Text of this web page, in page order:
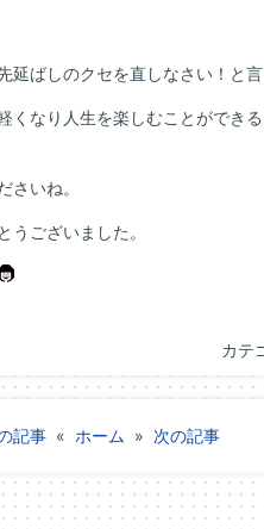
ばしのクセを直しなさい！と言
くなり人生を楽しむことができ
さいね。
ございました。
カテ
記事 « ホーム » 次の記事